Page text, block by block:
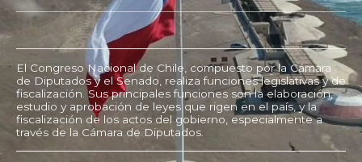
El Congreso Nacional de Chile, compuesto por la Cámara
de Diputados y el Senado, realiza funciones legislativas y de
fiscalización. Sus principales funciones son la elaboración,
estudio y aprobación de leyes que rigen en el país, y la
fiscalización de los actos del gobierno, especialmente a
través de la Cámara de Diputados.